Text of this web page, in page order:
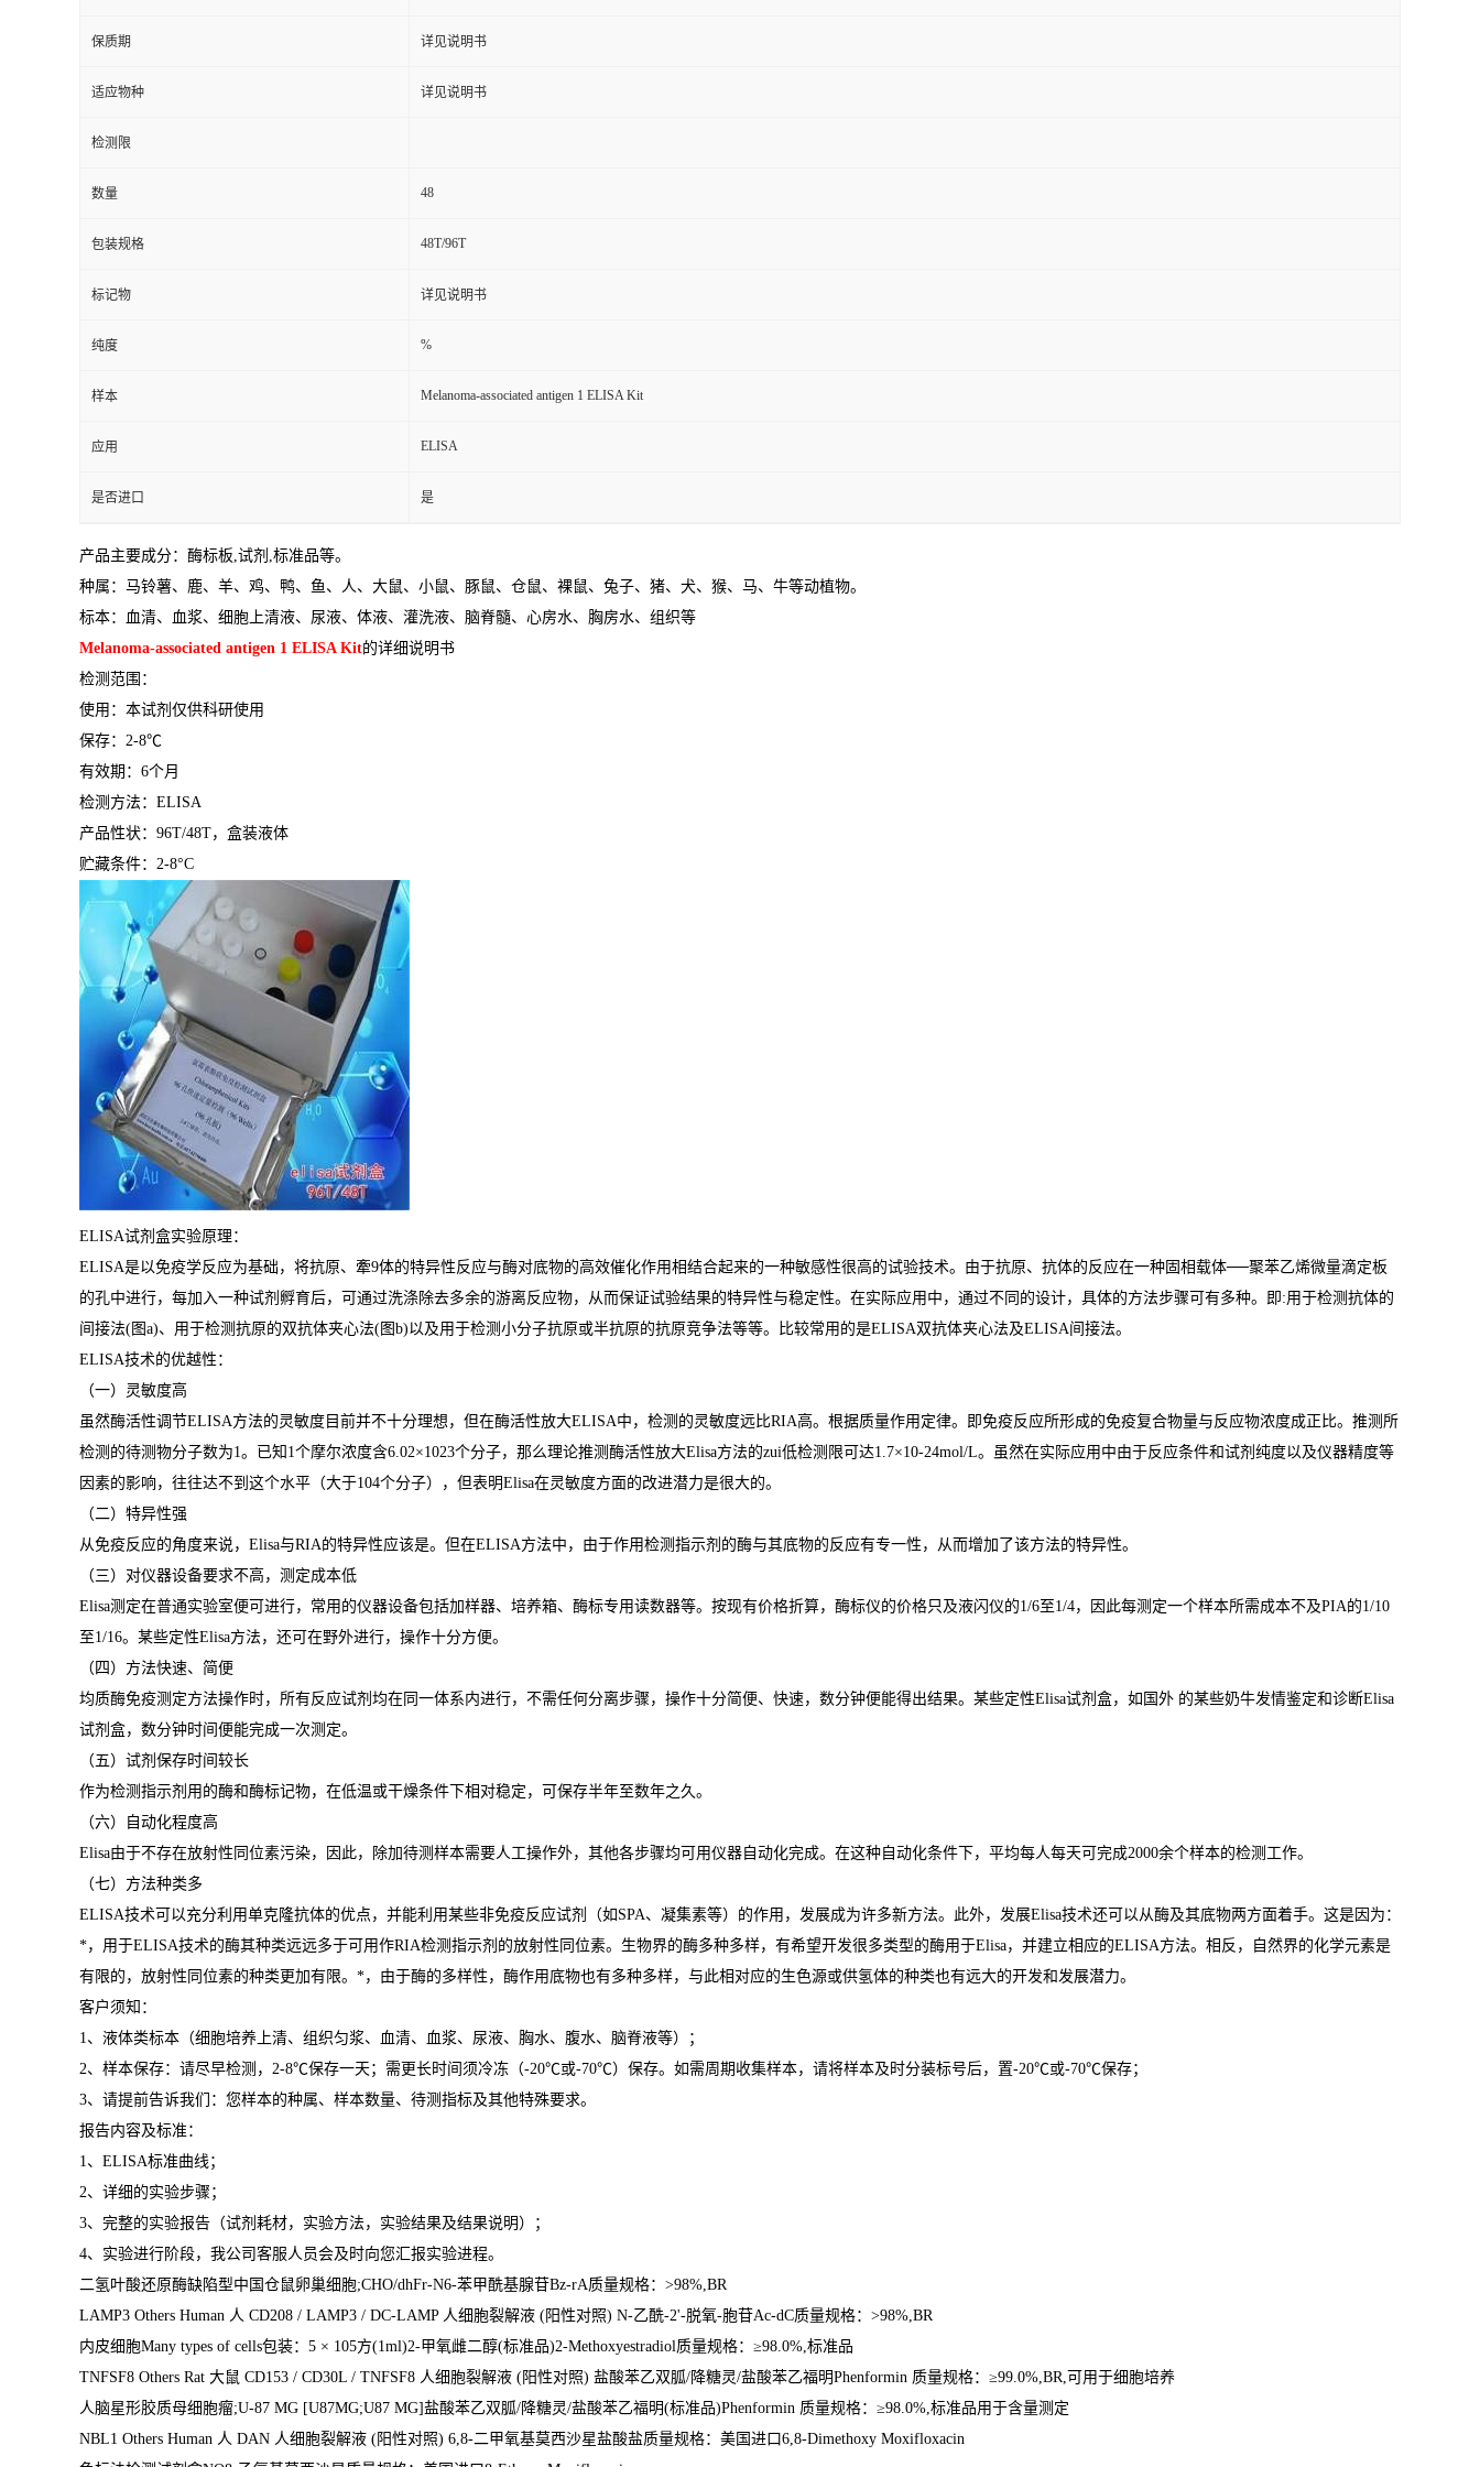
保质期 详见说明书
适应物种 详见说明书
检测限
数量 48
包装规格 48T/96T
标记物 详见说明书
纯度 %
样本 Melanoma-associated antigen 1 ELISA Kit
应用 ELISA
是否进口 是
产品主要成分：酶标板 试剂 标准品等。
种属：马铃薯、鹿、羊、鸡、鸭、鱼、人、大鼠、小鼠、豚鼠、仓鼠、裸鼠、兔子、猪、犬、猴、马、牛等动植物。
标本：血清、血浆、细胞上清液、尿液、体液、灌洗液、脑脊髓、心房水、胸房水、组织等
Melanoma-associated antigen 1 ELISA Kit的详细说明书
检测范围：
使用：本试剂仅供科研使用
保存： 2-8℃
有效期： 6个月
检测方法： ELISA
产品性状： 96T/48T，盒装液体
贮藏条件： 2-8°C
ELISA试剂盒实验原理：
ELISA是以免疫学反应为基础，将抗原、牽9体的特异性反应与酶对底物的高效催化作用相结合起来的一种敏感性很高的试验技术。由于抗原、抗体的反应在一种固相载体──聚苯乙烯微量滴定板
的孔中进行，每加入一种试剂孵育后，可通过洗涤除去多余的游离反应物，从而保证试验结果的特异性与稳定性。在实际应用中，通过不同的设计，具体的方法步骤可有多种。即:用于检测抗体的
间接法(图a)、用于检测抗原的双抗体夹心法(图b)以及用于检测小分子抗原或半抗原的抗原竞争法等等。比较常用的是ELISA双抗体夹心法及ELISA间接法。
ELISA技术的优越性：
（一）灵敏度高
虽然酶活性调节ELISA方法的灵敏度目前并不十分理想，但在酶活性放大ELISA中，检测的灵敏度远比RIA高。根据质量作用定律。即免疫反应所形成的免疫复合物量与反应物浓度成正比。推测所
检测的待测物分子数为1 。已知 1 个摩尔浓度含6.02×1023个分子，那么理论推测酶活性放大Elisa方法的zui低检测限可达1.7×10-24mol/L。虽然在实际应用中由于反应条件和试剂纯度以及仪器精度等
因素的影响，往往达不到这个水平（大于104个分子），但表明Elisa在灵敏度方面的改进潜力是很大的。
（二）特异性强
从免疫反应的角度来说， Elisa与RIA的特异性应该是。但在ELISA方法中，由于作用检测指示剂的酶与其底物的反应有专一性，从而增加了该方法的特异性。
（三）对仪器设备要求不高，测定成本低
Elisa测定在普通实验室便可进行，常用的仪器设备包括加样器、培养箱、酶标专用读数器等。按现有价格折算，酶标仪的价格只及液闪仪的1/6至1/4，因此每测定一个样本所需成本不及PIA的1/10
至1/16。某些定性Elisa方法，还可在野外进行，操作十分方便。
（四）方法快速、简便
均质酶免疫测定方法操作时，所有反应试剂均在同一体系内进行，不需任何分离步骤，操作十分简便、快速，数分钟便能得出结果。某些定性Elisa试剂盒，如国外 的某些奶牛发情鉴定和诊断Elisa
试剂盒，数分钟时间便能完成一次测定。
（五）试剂保存时间较长
作为检测指示剂用的酶和酶标记物，在低温或干燥条件下相对稳定，可保存半年至数年之久。
（六）自动化程度高
Elisa由于不存在放射性同位素污染，因此，除加待测样本需要人工操作外，其他各步骤均可用仪器自动化完成。在这种自动化条件下，平均每人每天可完成2000余个样本的检测工作。
（七）方法种类多
ELISA技术可以充分利用单克隆抗体的优点，并能利用某些非免疫反应试剂（如 SPA、凝集素等）的作用，发展成为许多新方法。此外，发展Elisa技术还可以从酶及其底物两方面着手。这是因为：
*，用于ELISA技术的酶其种类远远多于可用作RIA检测指示剂的放射性同位素。生物界的酶多种多样，有希望开发很多类型的酶用于Elisa，并建立相应的ELISA方法。相反，自然界的化学元素是
有限的，放射性同位素的种类更加有限。 *，由于酶的多样性，酶作用底物也有多种多样，与此相对应的生色源或供氢体的种类也有远大的开发和发展潜力。
客户须知：
1 、液体类标本（细胞培养上清、组织匀浆、血清、血浆、尿液、胸水、腹水、脑脊液等）；
2、样本保存：请尽早检测， 2-8℃保存一天；需更长时间须冷冻（-20℃或-70℃）保存。如需周期收集样本，请将样本及时分装标号后，置-20℃或-70℃保存；
3、请提前告诉我们：您样本的种属、样本数量、待测指标及其他特殊要求。
报告内容及标准：
1 、 ELISA标准曲线；
2、详细的实验步骤；
3、完整的实验报告（试剂耗材，实验方法，实验结果及结果说明）；
4、实验进行阶段，我公司客服人员会及时向您汇报实验进程。
二氢叶酸还原酶缺陷型中国仓鼠卵巢细胞;CHO/dhFr-N6-苯甲酰基腺苷Bz-rA质量规格： >98%,BR
LAMP3 Others Human 人 CD208 / LAMP3 / DC-LAMP 人细胞裂解液 (阳性对照) N-乙酰-2'-脱氧-胞苷Ac-dC质量规格： >98%,BR
内皮细胞Many types of cells包装： 5 × 105方(1ml)2-甲氧雌二醇(标准品)2-Methoxyestradiol 质量规格：≥98.0%, 标准品
TNFSF8 Others Rat 大鼠 CD153 / CD30L / TNFSF8 人细胞裂解液 (阳性对照) 盐酸苯乙双胍/降糖灵/盐酸苯乙福明Phenformin 质量规格：≥99.0%,BR, 可用于细胞培养
人脑星形胶质母细胞瘤;U-87 MG [U87MG;U87 MG]盐酸苯乙双胍/降糖灵/盐酸苯乙福明(标准品)Phenformin 质量规格：≥98.0%, 标准品用于含量测定
NBL1 Others Human 人 DAN 人细胞裂解液 (阳性对照) 6,8-二甲氧基莫西沙星盐酸盐质量规格：美国进口6,8-Dimethoxy Moxifloxacin